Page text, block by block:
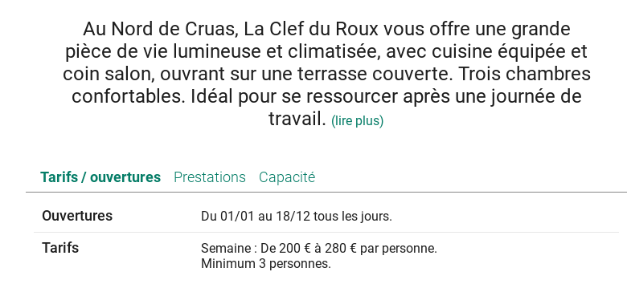
Au Nord de Cruas, La Clef du Roux vous offre une grande
pièce de vie lumineuse et climatisée, avec cuisine équipée et
coin salon, ouvrant sur une terrasse couverte. Trois chambres
confortables. Idéal pour se ressourcer après une journée de
travail. (lire plus)
- 1 chambre double avec salle d’eau privative,
- 1 chambre avec lit double (140 cm),
- 1 chambre avec deux lits simples (90 cm),
Tarifs / ouvertures Prestations Capacité
Ouvertures Du 01/01 au 18/12 tous les jours.
Tarifs
Semaine : De 200 € à 280 € par personne.
Minimum 3 personnes.